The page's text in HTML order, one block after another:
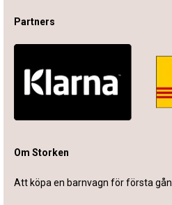
Partners
Om Storken
Att köpa en barnvagn för första